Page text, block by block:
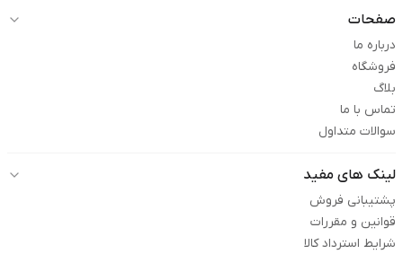
صفحات
درباره ما
فروشگاه
بلاگ
تماس با ما
سوالات متداول
لینک های مفید
پشتیبانی فروش
قوانین و مقررات
شرایط استرداد کالا